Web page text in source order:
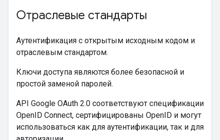
Отраслевые стандарты
Аутентификация с открытым исходным кодом и
отраслевым стандартом.
Ключи доступа являются более безопасной и
простой заменой паролей.
API Google OAuth 2.0 соответствуют спецификации
OpenID Connect, сертифицированы OpenID и могут
использоваться как для аутентификации, так и для